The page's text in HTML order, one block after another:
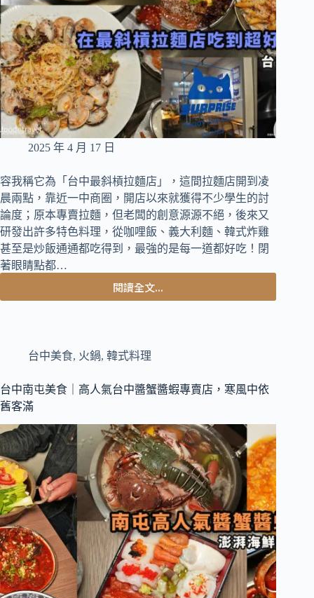
理，
人
蔘
雞
風
味
濃
郁
好
好
2025 年 4 月 17 日
容我稱它為「台中最斜槓拉麵店」，這間拉麵店開到凌
晨兩點，靠近一中商圈，開店以來就獲得不少學生的討
論度；原本專賣拉麵，但老闆的創意源源不絕，後來又
研發出許多特色料理，從咖哩飯、義大利麵、韓式炸雞
甚至是炒飯通通都吃得到，最強的是每一道都好吃！閉
著眼睛點都…
閱讀全文...
台
美
｜
營
到
凌
晨
兩
點，
現
炒
義
大
利
麵
與
台中美食, 火鍋, 韓式料理
台中南屯美食｜高人氣台中醬蟹醬蝦專賣店，寒風中依
舊客滿